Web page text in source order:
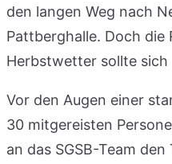
den langen Weg nach
Pattberghalle. Doch die
Herbstwetter sollte sich
Vor den Augen einer
30 mitgereisten
an das SGSB-Team